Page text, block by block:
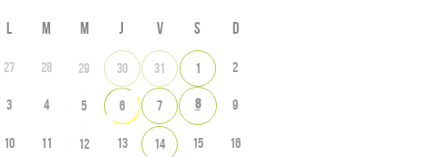
L M M J V S D
27 28 29 30 31 1 2
3 4 5 6 7 8 9
10 11 12 13 14 15 16